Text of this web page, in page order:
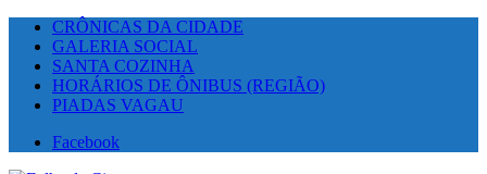
CRÔNICAS DA CIDADE
GALERIA SOCIAL
SANTA COZINHA
HORÁRIOS DE ÔNIBUS (REGIÃO)
PIADAS VAGAU
Facebook